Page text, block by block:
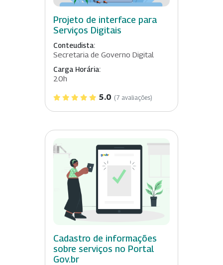
Projeto de interface para
Serviços Digitais
Conteudista:
Secretaria de Governo Digital
Carga Horária:
20h
5.0 (7 avaliações)
Cadastro de informações
sobre serviços no Portal
Gov.br